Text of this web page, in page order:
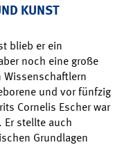
KUNST
blieb er ein
noch eine große
Wissenschaftlern
und vor fünfzig
Cornelis Escher war
Er stellte auch
Grundlagen